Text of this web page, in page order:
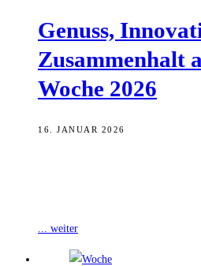
Genuss,
Zusam­men­halt
Woche 2026
16. JANUAR 2026
... weiter